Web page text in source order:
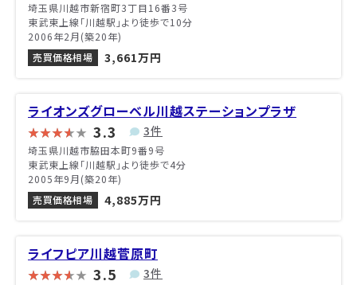
埼玉県川越市新宿町3丁目16番3号
東武東上線「川越駅」より徒歩で10分
2006年2月(築20年)
売買価格相場
3,661万円
ライオンズグローベル川越ステーションプラザ
3.3 3件
埼玉県川越市脇田本町9番9号
東武東上線「川越駅」より徒歩で4分
2005年9月(築20年)
売買価格相場
4,885万円
ライフピア川越菅原町
3.5 3件